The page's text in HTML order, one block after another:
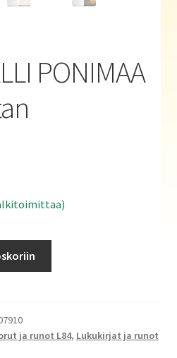
PONIMAA
ja runot L84, Lukukirjat ja runot